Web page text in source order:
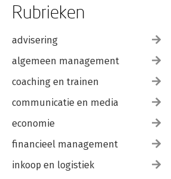
Rubrieken
advisering
algemeen management
coaching en trainen
communicatie en media
economie
financieel management
inkoop en logistiek